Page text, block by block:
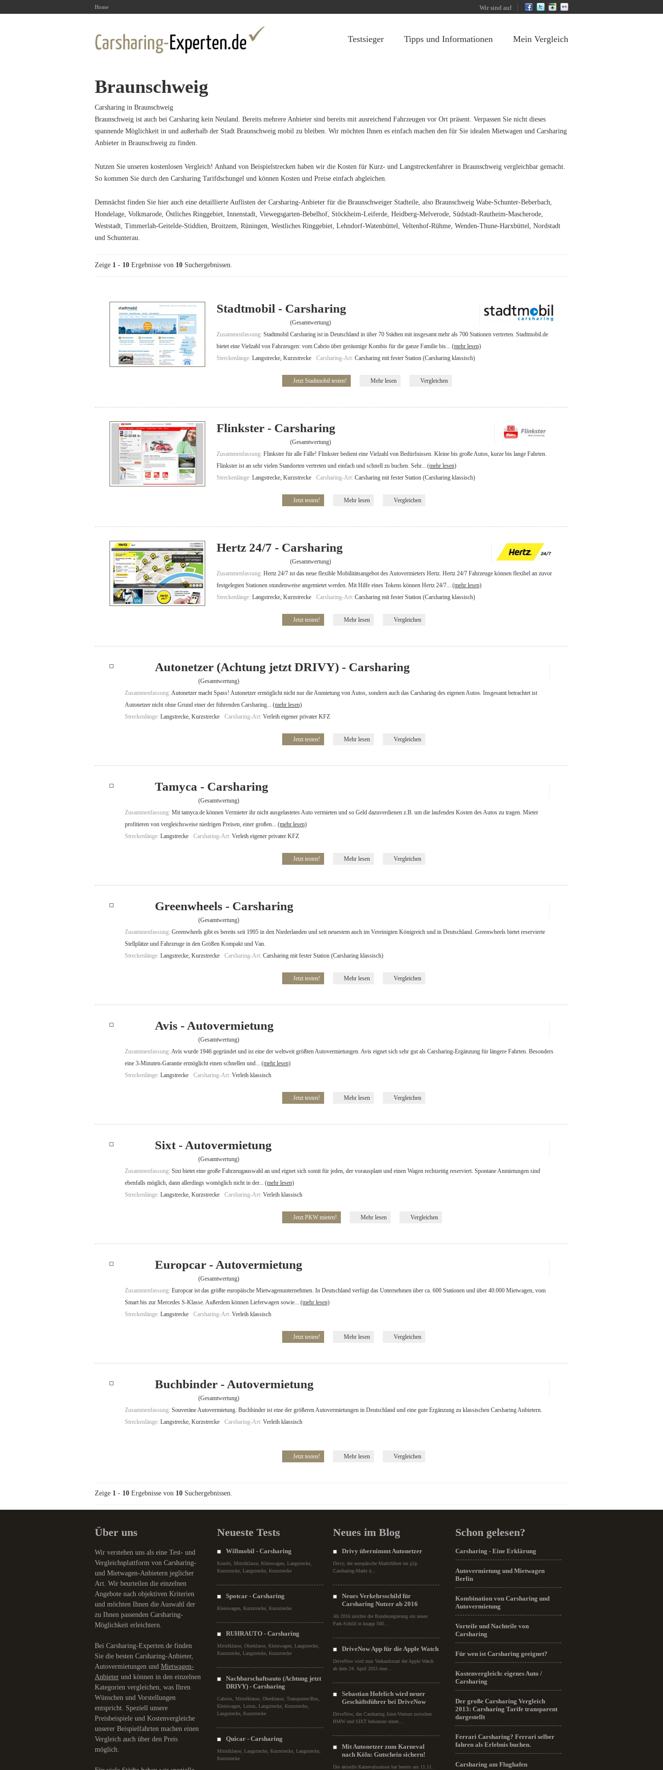
Home Wir sind auf
Testsieger Tipps und Informationen Mein Vergleich
Braunschweig
Carsharing in Braunschweig
Braunschweig ist auch bei Carsharing kein Neuland. Bereits mehrere Anbieter sind bereits mit ausreichend Fahrzeugen vor Ort präsent. Verpassen Sie nicht dieses
spannende Möglichkeit in und außerhalb der Stadt Braunschweig mobil zu bleiben. Wir möchten Ihnen es einfach machen den für Sie idealen Mietwagen und Carsharing
Anbieter in Braunschweig zu finden.
Nutzen Sie unseren kostenlosen Vergleich! Anhand von Beispielstrecken haben wir die Kosten für Kurz- und Langstreckenfahrer in Braunschweig vergleichbar gemacht.
So kommen Sie durch den Carsharing Tarifdschungel und können Kosten und Preise einfach abgleichen.
Demnächst finden Sie hier auch eine detaillierte Auflisten der Carsharing-Anbieter für die Braunschweiger Stadteile, also Braunschweig Wabe-Schunter-Beberbach,
Hondelage, Volkmarode, Östliches Ringgebiet, Innenstadt, Viewegsgarten-Bebelhof, Stöckheim-Leiferde, Heidberg-Melverode, Südstadt-Rautheim-Mascherode,
Weststadt, Timmerlah-Geitelde-Stiddien, Broitzem, Rüningen, Westliches Ringgebiet, Lehndorf-Watenbüttel, Veltenhof-Rühme, Wenden-Thune-Harxbüttel, Nordstadt
und Schunterau.
Zeige 1 - 10 Ergebnisse von 10 Suchergebnissen.
Stadtmobil - Carsharing
(Gesamtwertung)
Zusammenfassung: Stadtmobil Carsharing ist in Deutschland in über 70 Städten mit insgesamt mehr als 700 Stationen vertreten. Stadtmobil.de
bietet eine Vielzahl von Fahrzeugen: vom Cabrio über geräumige Kombis für die ganze Familie bis... (mehr lesen)
Streckenlänge: Langstrecke, Kurzstrecke Carsharing-Art: Carsharing mit fester Station (Carsharing klassisch)
Jetzt Stadtmobil testen! Mehr lesen Vergleichen
Flinkster - Carsharing
(Gesamtwertung)
Zusammenfassung: Flinkster für alle Fälle! Flinkster bedient eine Vielzahl von Bedürfnissen. Kleine bis große Autos, kurze bis lange Fahrten.
Flinkster ist an sehr vielen Standorten vertreten und einfach und schnell zu buchen. Sehr... (mehr lesen)
Streckenlänge: Langstrecke, Kurzstrecke Carsharing-Art: Carsharing mit fester Station (Carsharing klassisch)
Jetzt testen! Mehr lesen Vergleichen
Hertz 24/7 - Carsharing
(Gesamtwertung)
Zusammenfassung: Hertz 24/7 ist das neue flexible Mobilitätsangebot des Autovermieters Hertz. Hertz 24/7 Fahrzeuge können flexibel an zuvor
festgelegten Stationen stundenweise angemietet werden. Mit Hilfe eines Tokens können Hertz 24/7... (mehr lesen)
Streckenlänge: Langstrecke, Kurzstrecke Carsharing-Art: Carsharing mit fester Station (Carsharing klassisch)
Jetzt testen! Mehr lesen Vergleichen
Autonetzer (Achtung jetzt DRIVY) - Carsharing
(Gesamtwertung)
Zusammenfassung: Autonetzer macht Spass! Autonetzer ermöglicht nicht nur die Anmietung von Autos, sondern auch das Carsharing des eigenen Autos. Insgesamt betrachtet ist
Autonetzer nicht ohne Grund einer der führenden Carsharing... (mehr lesen)
Streckenlänge: Langstrecke, Kurzstrecke Carsharing-Art: Verleih eigener privater KFZ
Jetzt testen! Mehr lesen Vergleichen
Tamyca - Carsharing
(Gesamtwertung)
Zusammenfassung: Mit tamyca.de können Vermieter ihr nicht ausgelastetes Auto vermieten und so Geld dazuverdienen z.B. um die laufenden Kosten des Autos zu tragen. Mieter
profitieren von vergleichsweise niedrigen Preisen, einer großen... (mehr lesen)
Streckenlänge: Langstrecke Carsharing-Art: Verleih eigener privater KFZ
Jetzt testen! Mehr lesen Vergleichen
Greenwheels - Carsharing
(Gesamtwertung)
Zusammenfassung: Greenwheels gibt es bereits seit 1995 in den Niederlanden und seit neuestem auch im Vereinigten Königreich und in Deutschland. Greenwheels bietet reservierte
Stellplätze und Fahrzeuge in den Größen Kompakt und Van.
Streckenlänge: Langstrecke, Kurzstrecke Carsharing-Art: Carsharing mit fester Station (Carsharing klassisch)
Jetzt testen! Mehr lesen Vergleichen
Avis - Autovermietung
(Gesamtwertung)
Zusammenfassung: Avis wurde 1946 gegründet und ist eine der weltweit größten Autovermietungen. Avis eignet sich sehr gut als Carsharing-Ergänzung für längere Fahrten. Besonders
eine 3-Minuten-Garantie ermöglicht einen schnellen und... (mehr lesen)
Streckenlänge: Langstrecke Carsharing-Art: Verleih klassisch
Jetzt testen! Mehr lesen Vergleichen
Sixt - Autovermietung
(Gesamtwertung)
Zusammenfassung: Sixt bietet eine große Fahrzeugauswahl an und eignet sich somit für jeden, der vorausplant und einen Wagen rechtzeitig reserviert. Spontane Anmietungen sind
ebenfalls möglich, dann allerdings womöglich nicht in der... (mehr lesen)
Streckenlänge: Langstrecke, Kurzstrecke Carsharing-Art: Verleih klassisch
Jetzt PKW mieten! Mehr lesen Vergleichen
Europcar - Autovermietung
(Gesamtwertung)
Zusammenfassung: Europcar ist das größte europäische Mietwagenunternehmen. In Deutschland verfügt das Unternehmen über ca. 600 Stationen und über 40.000 Mietwagen, vom
Smart bis zur Mercedes S-Klasse. Außerdem können Lieferwagen sowie... (mehr lesen)
Streckenlänge: Langstrecke Carsharing-Art: Verleih klassisch
Jetzt testen! Mehr lesen Vergleichen
Buchbinder - Autovermietung
(Gesamtwertung)
Zusammenfassung: Souveräne Autovermietung. Buchbinder ist eine der größeren Autovermietungen in Deutschland und eine gute Ergänzung zu klassischen Carsharing Anbietern.
Streckenlänge: Langstrecke, Kurzstrecke Carsharing-Art: Verleih klassisch
Jetzt testen! Mehr lesen Vergleichen
Zeige 1 - 10 Ergebnisse von 10 Suchergebnissen.
Über uns
Wir verstehen uns als eine Test- und
Vergleichsplattform von Carsharing-
und Mietwagen-Anbietern jeglicher
Art. Wir beurteilen die einzelnen
Angebote nach objektiven Kriterien
und möchten Ihnen die Auswahl der
zu Ihnen passenden Carsharing-
Möglichkeit erleichtern.
Bei Carsharing-Experten.de finden
Sie die besten Carsharing-Anbieter,
Autovermietungen und Mietwagen-
Anbieter und können in den einzelnen
Kategorien vergleichen, was Ihren
Wünschen und Vorstellungen
entspricht. Speziell unsere
Preisbeispiele und Kostenvergleiche
unserer Beispielfahrten machen einen
Vergleich auch über den Preis
möglich.
Neueste Tests
Willmobil - Carsharing
Kombi, Mittelklasse, Kleinwagen, Langstrecke,
Kurzstrecke, Langstrecke, Kurzstrecke
Spotcar - Carsharing
Kleinwagen, Kurzstrecke, Kurzstrecke
RUHRAUTO - Carsharing
Mittelklasse, Oberklasse, Kleinwagen, Langstrecke,
Kurzstrecke, Langstrecke, Kurzstrecke
Nachbarschaftsauto (Achtung jetzt
DRIVY) - Carsharing
Cabrios, Mittelklasse, Oberklasse, Transporter/Bus,
Kleinwagen, Luxus, Langstrecke, Kurzstrecke,
Langstrecke, Kurzstrecke
Quicar - Carsharing
Mittelklasse, Langstrecke, Kurzstrecke, Langstrecke,
Kurzstrecke
Neues im Blog
Drivy übernimmt Autonetzer
Drivy, der europäische Marktführer im p2p
Carsharing-Markt ü...
Neues Verkehrsschild für
Carsharing Nutzer ab 2016
Ab 2016 möchte die Bundesregierung ein neues
Park-Schild in knapp 500...
DriveNow App für die Apple Watch
DriveNow wird zum Verkaufsstart der Apple Watch
ab dem 24. April 2015 eine...
Sebastian Hofelich wird neuer
Geschäftsführer bei DriveNow
DriveNow, das Carsharing Joint-Venture zwischen
BMW und SIXT bekommt einen...
Mit Autonetzer zum Karneval
nach Köln: Gutschein sichern!
Die aktuelle Karnevalssaison hat bereits am 11.11.
Schon gelesen?
Carsharing - Eine Erklärung
Autovermietung und Mietwagen
Berlin
Kombination von Carsharing und
Autovermietung
Vorteile und Nachteile von
Carsharing
Für wen ist Carsharing geeignet?
Kostenvergleich: eigenes Auto /
Carsharing
Der große Carsharing Vergleich
2013: Carsharing Tarife transparent
dargestellt
Ferrari Carsharing? Ferrari selber
fahren als Erlebnis buchen.
Carsharing am Flughafen